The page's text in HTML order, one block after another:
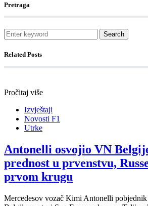
Pretraga
Search
Related Posts
Pročitaj više
Izvještaji
Novosti F1
Utrke
Antonelli osvojio VN
prednost u prvenstvu,
prvom krugu
Mercedesov vozač Kimi Antonelli pobjednik